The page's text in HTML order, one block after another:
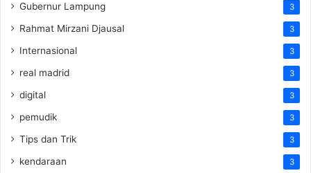
Gubernur Lampung 3
Rahmat Mirzani Djausal 3
Internasional 3
real madrid 3
digital 3
pemudik 3
Tips dan Trik 3
kendaraan 3